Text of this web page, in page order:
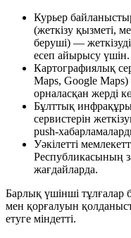
Курьер
(жеткізу қызметі,
беруші) —
есеп айырысу үшін.
Картографиялық
Maps, Google
орналасқан жерді
Бұлттық
сервистерін
push-
Уәкілетті
Республикасының
жағдайларда.
Барлық үшінші тұлғалар
мен қорғалуын
етуге міндетті.